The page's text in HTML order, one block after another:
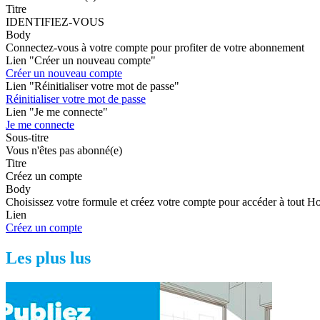
Titre
IDENTIFIEZ-VOUS
Body
Connectez-vous à votre compte pour profiter de votre abonnement
Lien "Créer un nouveau compte"
Créer un nouveau compte
Lien "Réinitialiser votre mot de passe"
Réinitialiser votre mot de passe
Lien "Je me connecte"
Je me connecte
Sous-titre
Vous n'êtes pas abonné(e)
Titre
Créez un compte
Body
Choisissez votre formule et créez votre compte pour accéder à tout
Lien
Créez un compte
Les plus lus